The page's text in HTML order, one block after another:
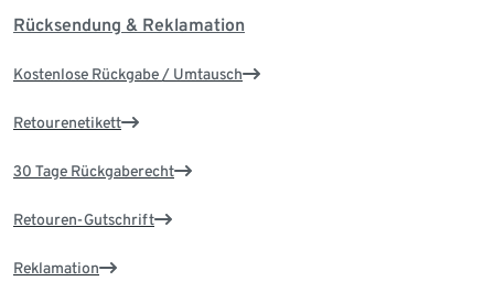
Rücksendung & Reklamation
Kostenlose Rückgabe / Umtausch
Retourenetikett
30 Tage Rückgaberecht
Retouren-Gutschrift
Reklamation